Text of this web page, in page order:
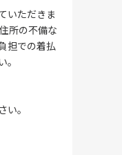
いただきま
所の不備な
担での着払
。
。